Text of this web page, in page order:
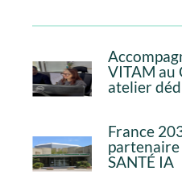
VITAM au
atelier
France
SANTÉ IA